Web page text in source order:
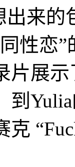
出来
性恋”
片展
到
克